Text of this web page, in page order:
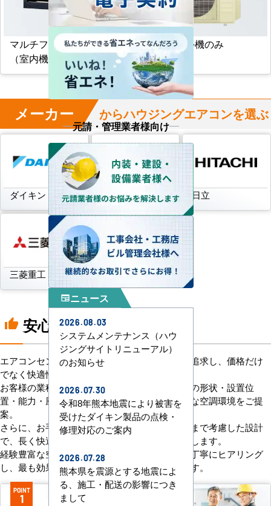
マルチフリービルトイン形
（室内機のみ）
マルチ室外機のみ
メーカー からハウジングエアコンを選ぶ
ダイキン 三菱電機 日立
三菱重工 パナソニック
thumb_up 安心の8つのポイント
エアコンセンターACは、「格安＋α」の価値を追求し、価格だけ
でなく快適性と機能性にもこだわっています。
お客様の業種や施設の形態に合わせて、室内機の形状・設置位
置・能力・風向きなどを総合的に検討し、最適な空調環境をご提
案。
さらに、お手入れのしやすさやメンテナンス性まで考慮した設計
で、長く快適にご使用いただけるようサポートします。
経験豊富な空調技術者が現場の状況やご要望を丁寧にヒアリング
し、最も効果的で効率的なプランをお届けします。
POINT
1
POINT
元請・管理業者様向け
newspaperニュース
2026.08.03
システムメンテナンス（ハウ
ジングサイトリニューアル）
のお知らせ
2026.07.30
令和8年熊本地震により被害を
受けたダイキン製品の点検・
修理対応のご案内
2026.07.28
熊本県を震源とする地震によ
る、施工・配送の影響につき
まして